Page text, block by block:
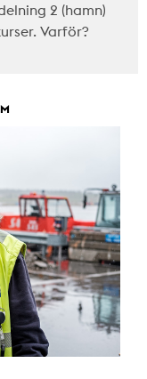
2 (hamn)
Varför?